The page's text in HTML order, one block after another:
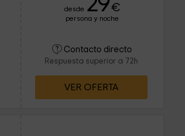
desde €
persona y noche
Contacto directo
Respuesta superior a 72h
VER OFERTA